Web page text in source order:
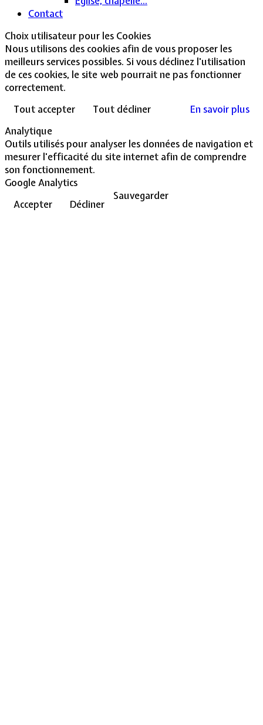
Contact
Choix utilisateur pour les Cookies
Nous utilisons des cookies afin de vous proposer les
meilleurs services possibles. Si vous déclinez l'utilisation
de ces cookies, le site web pourrait ne pas fonctionner
correctement.
Tout accepter
Tout décliner
En savoir plus
Analytique
Outils utilisés pour analyser les données de navigation et
mesurer l'efficacité du site internet afin de comprendre
son fonctionnement.
Google Analytics
Accepter
Décliner
Sauvegarder